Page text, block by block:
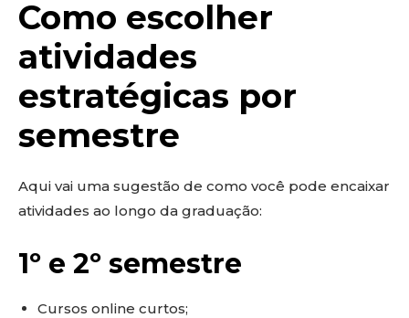
Como escolher
atividades
estratégicas por
semestre
Aqui vai uma sugestão de como você pode encaixar
atividades ao longo da graduação:
1º e 2º semestre
Cursos online curtos;